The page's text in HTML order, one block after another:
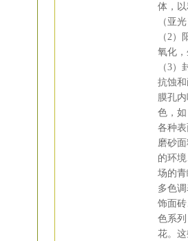
体，
（亚
（2
氧化
（3
抗蚀
膜孔
色，如
各种
磨砂
的环
场的
多色
饰面
色系
花。